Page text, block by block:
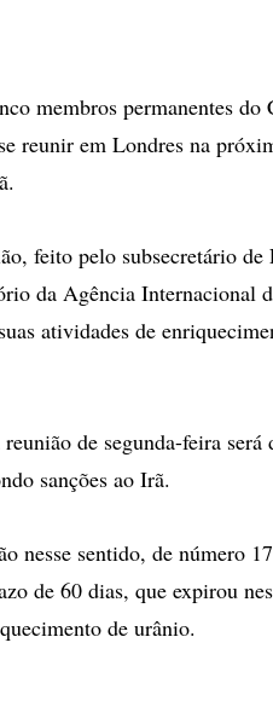
membros permanentes do
reunir em Londres na
feito pelo subsecretário
da Agência
atividades de
de segunda-feira
sanções ao Irã.
nesse sentido, de número
de 60 dias, que expirou
de urânio.